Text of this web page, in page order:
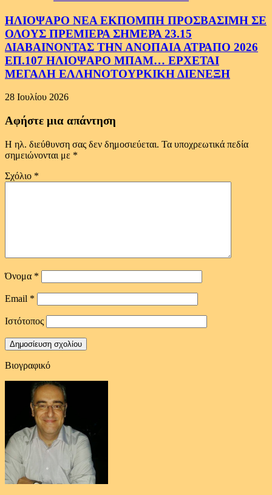
ΗΛΙΟΨΑΡΟ ΝΕΑ ΕΚΠΟΜΠΗ ΠΡΟΣΒΑΣΙΜΗ ΣΕ
ΟΛΟΥΣ ΠΡΕΜΙΕΡΑ ΣΗΜΕΡΑ 23.15
ΔΙΑΒΑΙΝΟΝΤΑΣ ΤΗΝ ΑΝΟΠΑΙΑ ΑΤΡΑΠΟ 2026
ΕΠ.107 ΗΛΙΟΨΑΡΟ ΜΠΑΜ… ΕΡΧΕΤΑΙ
ΜΕΓΑΛΗ ΕΛΛΗΝΟΤΟΥΡΚΙΚΗ ΔΙΕΝΕΞΗ
28 Ιουλίου 2026
Αφήστε μια απάντηση
Η ηλ. διεύθυνση σας δεν δημοσιεύεται. Τα υποχρεωτικά πεδία
σημειώνονται με *
Σχόλιο *
Όνομα *
Email *
Ιστότοπος
Βιογραφικό